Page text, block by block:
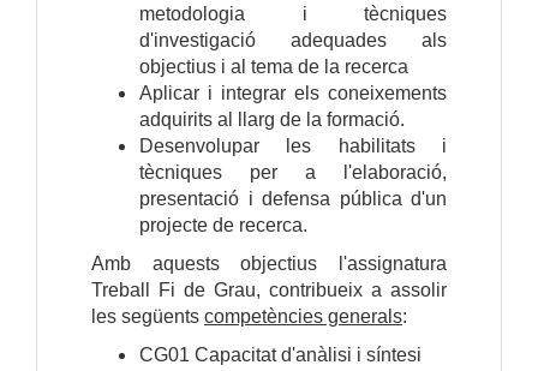
metodologia i tècniques
d'investigació adequades als
objectius i al tema de la recerca
Aplicar i integrar els coneixements
adquirits al llarg de la formació.
Desenvolupar les habilitats i
tècniques per a l'elaboració,
presentació i defensa pública d'un
projecte de recerca.
Amb aquests objectius l'assignatura
Treball Fi de Grau, contribueix a assolir
les següents competències generals:
CG01 Capacitat d'anàlisi i síntesi